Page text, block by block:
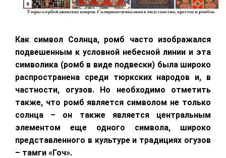
Как символ Солнца, ромб часто изображался
подвешенным к условной небесной линии и эта
символика (ромб в виде подвески) была широко
распространена среди тюркских народов и, в
частности, огузов. Но необходимо отметить
также, что ромб является символом не только
солнца – он также является центральным
элементом еще одного символа, широко
представленного в культуре и традициях огузов
– тамги «Гоч».